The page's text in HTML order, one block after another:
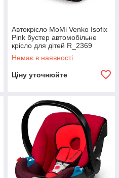
Автокрісло MoMi Venko Isofix
Pink бустер автомобільне
крісло для дітей R_2369
Немає в наявності
Ціну уточнюйте